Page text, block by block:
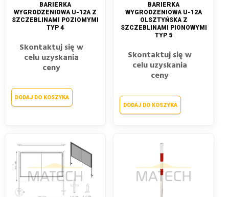
BARIERKA
WYGRODZENIOWA U-12A Z
SZCZEBLINAMI POZIOMYMI
TYP 4
Skontaktuj się w
celu uzyskania
ceny
DODAJ DO KOSZYKA
BARIERKA
WYGRODZENIOWA U-12A
OLSZTYŃSKA Z
SZCZEBLINAMI PIONOWYMI
TYP 5
Skontaktuj się w
celu uzyskania
ceny
DODAJ DO KOSZYKA